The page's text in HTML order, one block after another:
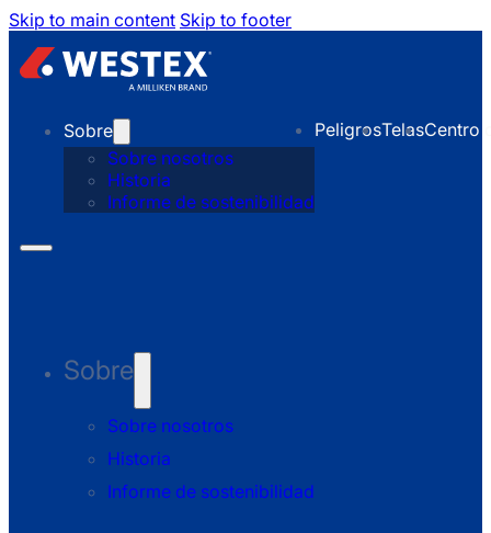
Skip to main content Skip to footer
Sobre
Sobre nosotros
Historia
Informe de sostenibilidad
PeligrosTelasCentro
Sobre
Sobre nosotros
Historia
Informe de sostenibilidad